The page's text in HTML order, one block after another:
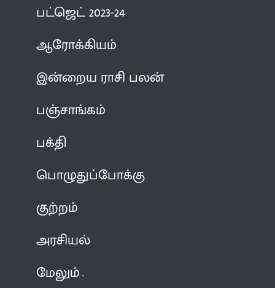
பட்ஜெட் 2023-24
ஆரோக்கியம்
இன்றைய ராசி பலன்
பஞ்சாங்கம்
பக்தி
பொழுதுப்போக்கு
குற்றம்
அரசியல்
மேலும்